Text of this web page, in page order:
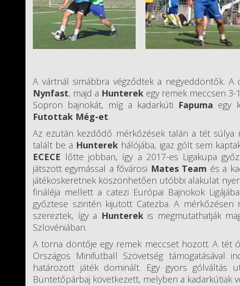
A vártnál simábbra végződtek a negyeddöntők.
Nynfast, majd a Hunterek egy remek meccsen 3-
Sopron bajnokát, míg a kadarkúti Fapuma egy
Futottak Még-et.
Az ezután kezdődő mérkőzések talán a tét
talált be a Hunterek hálójába, igaz gólt sem
ECECE lőtte jobban, így a 2017-es Ligakupa
játszott egymással a fővárosi Mates Team és a
játékoskeretnek köszönhetően utóbbi alakulat
fináléja mellett a catezi Európai Bajnokok
győztese szintén kijutott Catezba. A
szereztek, így a Hunterekis megmutathatják
Szlovéniában.
A torna döntője egy remek meccset hozott. A tét
Országos Minifutball Szövetség támogatásával
határozott játék dominált. Egy gyors gólváltás
Büntetőpárbaj következett, melyben a kadarkútiak